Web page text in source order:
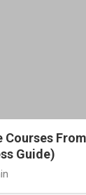
Guide)